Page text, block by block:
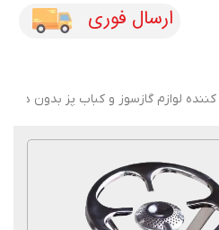
ارسال فوری
لوازم گازسوز و کباب پز بدون دود